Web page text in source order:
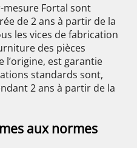
mesure Fortal sont
de 2 ans à partir de la
les vices de fabrication
des pièces
l’origine, est garantie
standards sont,
2 ans à partir de la
aux normes